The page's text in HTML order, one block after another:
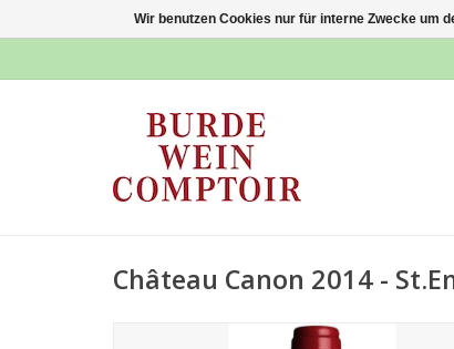
Château Canon 2014 -
Wir benutzen Cookies nur für interne Zwecke um